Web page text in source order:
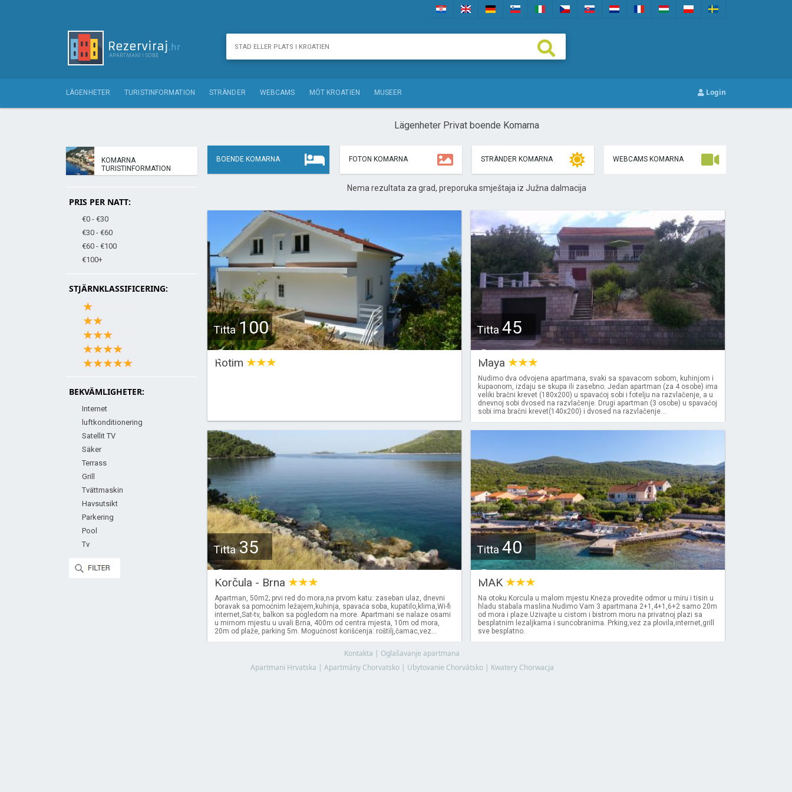
LÄGENHETER TURISTINFORMATION STRÄNDER WEBCAMS MÖT KROATIEN MUSEER Login
KOMARNA
TURISTINFORMATION
PRIS PER NATT:
€0 - €30
€30 - €60
€60 - €100
€100+
STJÄRNKLASSIFICERING:
BEKVÄMLIGHETER:
Internet
luftkonditionering
Satellit TV
Säker
Terrass
Grill
Tvättmaskin
Havsutsikt
Parkering
Pool
Tv
Lägenheter Privat boende Komarna
BOENDE KOMARNA FOTON KOMARNA STRÄNDER KOMARNA WEBCAMS KOMARNA
Nema rezultata za grad, preporuka smještaja iz Južna dalmacija
Titta100
€
Rotim
Titta 45
€
Maya
Nudimo dva odvojena apartmana, svaki sa spavacom sobom, kuhinjom i
kupaonom, izdaju se skupa ili zasebno. Jedan apartman (za 4 osobe) ima
veliki bračni krevet (180x200) u spavaćoj sobi i fotelju na razvlačenje, a u
dnevnoj sobi dvosed na razvlačenje. Drugi apartman (3 osobe) u spavaćoj
sobi ima bračni krevet(140x200) i dvosed na razvlačenje...
Titta35
€
Korčula - Brna
Apartman, 50m2; prvi red do mora,na prvom katu: zaseban ulaz, dnevni
boravak sa pomoćnim ležajem,kuhinja, spavaća soba, kupatilo,klima,Wi-fi
internet,Sat-tv, balkon sa pogledom na more. Apartmani se nalaze osami
u mirnom mjestu u uvali Brna, 400m od centra mjesta, 10m od mora,
20m od plaže, parking 5m. Mogućnost korišćenja: roštilj,čamac,vez...
Titta40
€
MAK
Na otoku Korcula u malom mjestu Kneza provedite odmor u miru i tisin u
hladu stabala maslina.Nudimo Vam 3 apartmana 2+1,4+1,6+2 samo 20m
od mora i plaze.Uzivajte u cistom i bistrom moru na privatnoj plazi sa
besplatnim lezaljkama i suncobranima. Prking,vez za plovila,internet,grill
sve besplatno.
Kontakta | Oglašavanje apartmana
Apartmani Hrvatska | Apartmány Chorvatsko| Ubytovanie Chorvátsko| Kwatery Chorwacja